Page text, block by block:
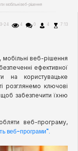
мобільні веб-рішення
24 4 0 4 7:13
веб-рішення
ефективної
на користувацьке
розглянемо ключові
забезпечити їхню
веб-програму,
веб-програми".